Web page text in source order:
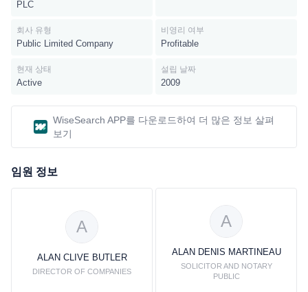
PLC
회사 유형
Public Limited Company
비영리 여부
Profitable
현재 상태
Active
설립 날짜
2009
WiseSearch APP를 다운로드하여 더 많은 정보 살펴
보기
임원 정보
A
ALAN CLIVE BUTLER
DIRECTOR OF COMPANIES
A
ALAN DENIS MARTINEAU
SOLICITOR AND NOTARY
PUBLIC